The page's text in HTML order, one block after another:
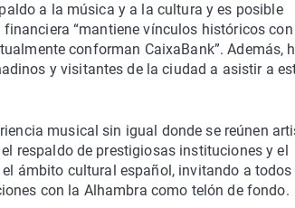
a la música y a la cultura y es posible
“mantiene vínculos históricos con
conforman CaixaBank”. Además,
y visitantes de la ciudad a asistir a
musical sin igual donde se reúnen
respaldo de prestigiosas instituciones y el
ámbito cultural español, invitando a
con la Alhambra como telón de fondo.